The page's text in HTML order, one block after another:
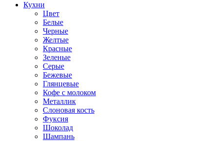
Кухни
Цвет
Белые
Черные
Желтые
Красные
Зеленые
Серые
Бежевые
Глянцевые
Кофе с молоком
Металлик
Слоновая кость
Фуксия
Шоколад
Шампань